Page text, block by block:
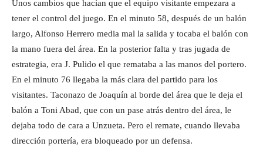
Unos cambios que hacían que el equipo visitante empezara a
tener el control del juego. En el minuto 58, después de un balón
largo, Alfonso Herrero media mal la salida y tocaba el balón con
la mano fuera del área. En la posterior falta y tras jugada de
estrategia, era J. Pulido el que remataba a las manos del portero.
En el minuto 76 llegaba la más clara del partido para los
visitantes. Taconazo de Joaquín al borde del área que le deja el
balón a Toni Abad, que con un pase atrás dentro del área, le
dejaba todo de cara a Unzueta. Pero el remate, cuando llevaba
dirección portería, era bloqueado por un defensa.